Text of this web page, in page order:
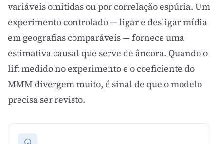
variáveis omitidas ou por correlação espúria. Um
experimento controlado — ligar e desligar mídia
em geografias comparáveis — fornece uma
estimativa causal que serve de âncora. Quando o
lift medido no experimento e o coeficiente do
MMM divergem muito, é sinal de que o modelo
precisa ser revisto.